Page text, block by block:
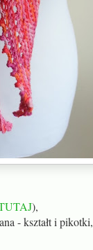
),
- kształt i pikotki,